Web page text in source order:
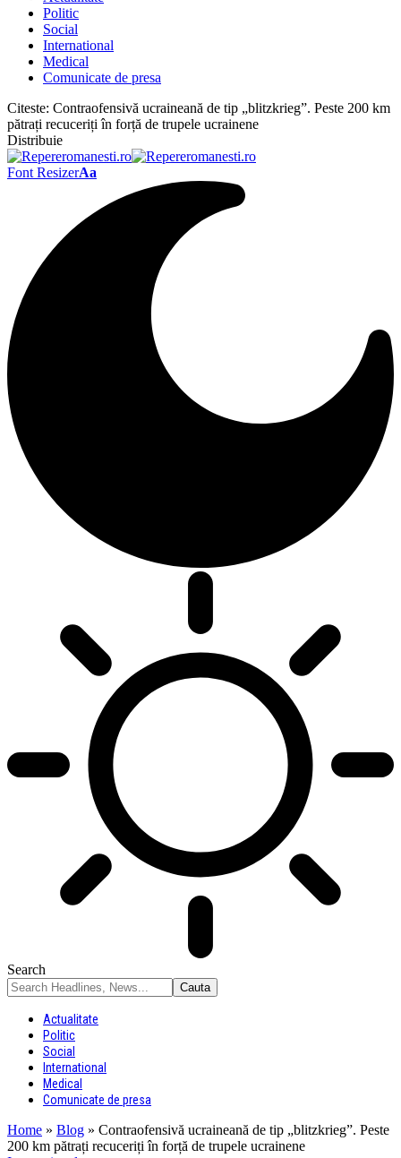
Politic
Social
International
Medical
Comunicate de presa
Citeste: Contraofensivă ucraineană de tip „blitzkrieg”. Peste 200 km
pătrați recuceriți în forță de trupele ucrainene
Distribuie
Font ResizerAa
Search
Actualitate
Politic
Social
International
Medical
Comunicate de presa
Home » Blog » Contraofensivă ucraineană de tip „blitzkrieg”. Peste
200 km pătrați recuceriți în forță de trupele ucrainene